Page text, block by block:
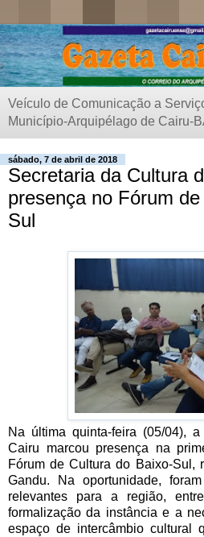
Veículo de Comunicação a
Município-Arquipélago de Cairu-
sábado, 7 de abril de 2018
Secretaria da Cultura
presença no Fórum
Sul
Na última quinta-feira (05/04),
Cairu marcou presença na
Fórum de Cultura do Baixo-Sul,
Gandu. Na oportunidade,
relevantes para a região,
formalização da instância e a
espaço de intercâmbio cultural